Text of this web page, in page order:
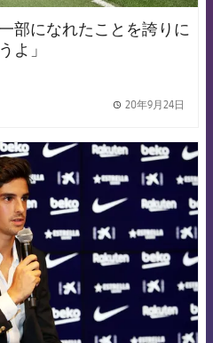
部になれたことを誇りに
よ」
20年9月24日
FCB Barcelona badge